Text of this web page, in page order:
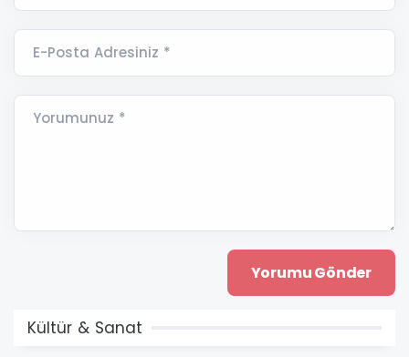
E-Posta Adresiniz *
Yorumunuz *
Kültür & Sanat